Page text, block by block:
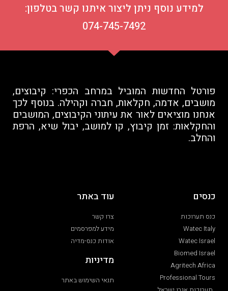
למידע נוסף ניתן ליצור איתנו קשר בטלפון:
074-745-7492
פורטל החדשות המוביל במרחב הכפרי: קיבוצים,
מושבים, אדמה, חקלאות, חברה וקהילה. בנוסף לכך
אנחנו מוציאים לאור את עיתוני הקיבוצים, המושבים
והחקלאות: זמן קיבוץ, קו למושב, יבול שיא, הרפת
והחלב.
כנסים
כנס תערוכות
Watec Italy
Watec Israel
Biomed Israel
Agritech Africa
Professional Tours
עוד באתר
צרו קשר
מידע למפרסמים
אודות כנס-מדיה
מדיניות
תנאי השימוש באתר